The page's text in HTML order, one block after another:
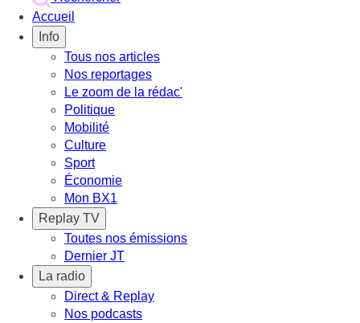
Accueil
Info
Tous nos articles
Nos reportages
Le zoom de la rédac'
Politique
Mobilité
Culture
Sport
Économie
Mon BX1
Replay TV
Toutes nos émissions
Dernier JT
La radio
Direct & Replay
Nos podcasts